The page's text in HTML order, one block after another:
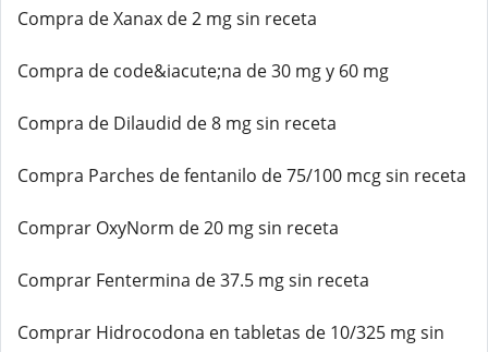
Compra de Xanax de 2 mg sin receta
Compra de code&iacute;na de 30 mg y 60 mg
Compra de Dilaudid de 8 mg sin receta
Compra Parches de fentanilo de 75/100 mcg sin receta
Comprar OxyNorm de 20 mg sin receta
Comprar Fentermina de 37.5 mg sin receta
Comprar Hidrocodona en tabletas de 10/325 mg sin